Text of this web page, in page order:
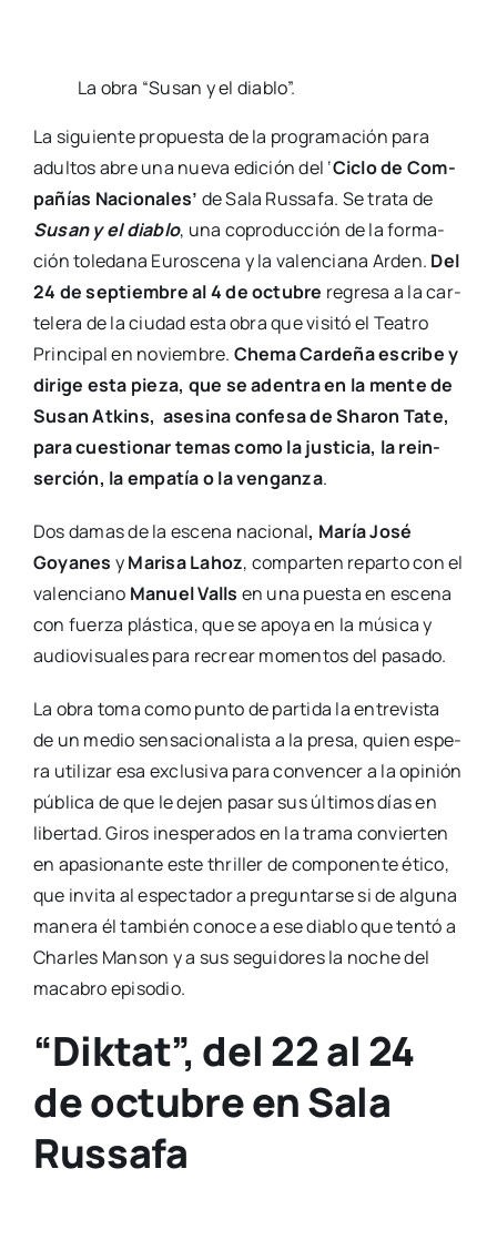
La obra “Susan y el dia­blo”.
La siguien­te pro­pues­ta de la pro­gra­ma­ción para
adul­tos abre una nue­va edi­ción del ‘Ciclo de Com­
pa­ñías Nacio­na­les’ de Sala Rus­sa­fa. Se tra­ta de
Susan y el dia­blo, una copro­duc­ción de la for­ma­
ción tole­da­na Euros­ce­na y la valen­cia­na Arden. Del
24 de sep­tiem­bre al 4 de octu­bre regre­sa a la car­
te­le­ra de la ciu­dad esta obra que visi­tó el Tea­tro
Prin­ci­pal en noviem­bre. Che­ma Car­de­ña escri­be y
diri­ge esta pie­za, que se aden­tra en la men­te de
Susan Atkins, ase­si­na con­fe­sa de Sha­ron Tate,
para cues­tio­nar temas como la jus­ti­cia, la rein­
ser­ción, la empa­tía o la ven­gan­za.
Dos damas de la esce­na nacio­nal, María José
Goya­nes yMari­sa Lahoz, com­par­ten repar­to con el
valen­ciano Manuel Valls en una pues­ta en esce­na
con fuer­za plás­ti­ca, que se apo­ya en la músi­ca y
audio­vi­sua­les para recrear momen­tos del pasa­do.
La obra toma como pun­to de par­ti­da la entre­vis­ta
de un medio sen­sa­cio­na­lis­ta a la pre­sa, quien espe­
ra uti­li­zar esa exclu­si­va para con­ven­cer a la opi­nión
públi­ca de que le dejen pasar sus últi­mos días en
liber­tad. Giros ines­pe­ra­dos en la tra­ma con­vier­ten
en apa­sio­nan­te este thri­ller de com­po­nen­te éti­co,
que invi­ta al espec­ta­dor a pre­gun­tar­se si de algu­na
mane­ra él tam­bién cono­ce a ese dia­blo que ten­tó a
Char­les Man­son y a sus segui­do­res la noche del
maca­bro epi­so­dio.
“Diktat”, del 22 al 24
de octubre en Sala
Russafa